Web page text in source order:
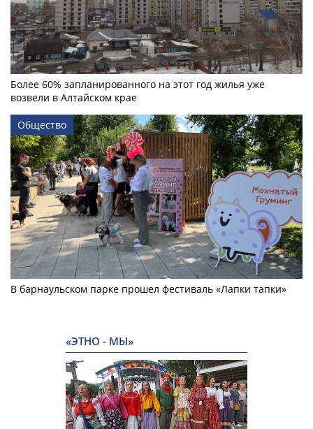
Более 60% запланированного на этот год жилья уже
возвели в Алтайском крае
Общество
В барнаульском парке прошел фестиваль «Лапки тапки»
«ЭТНО - МЫ»